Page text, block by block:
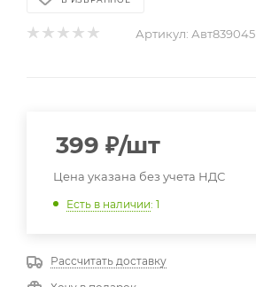
Артикул: Авт839045
399 ₽/шт
Цена указана без учета НДС
Есть в наличии: 1
Рассчитать доставку